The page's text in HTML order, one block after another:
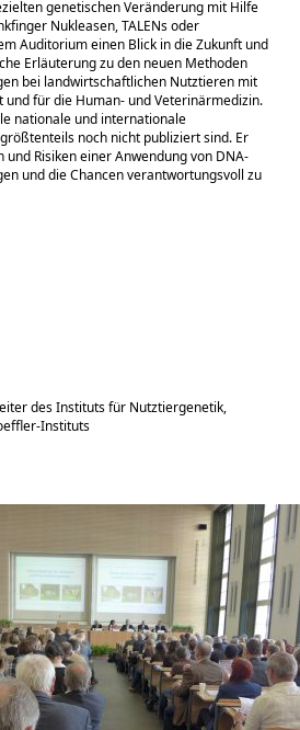
genetischen Veränderung mit Hilfe
Nukleasen, TALENs oder
Auditorium einen Blick in die Zukunft und
Erläuterung zu den neuen Methoden
bei landwirtschaftlichen Nutztieren mit
und für die Human- und Veterinärmedizin.
nationale und internationale
noch nicht publiziert sind. Er
und Risiken einer Anwendung von DNA-
und die Chancen verantwortungsvoll zu
des Instituts für Nutztiergenetik,
Instituts